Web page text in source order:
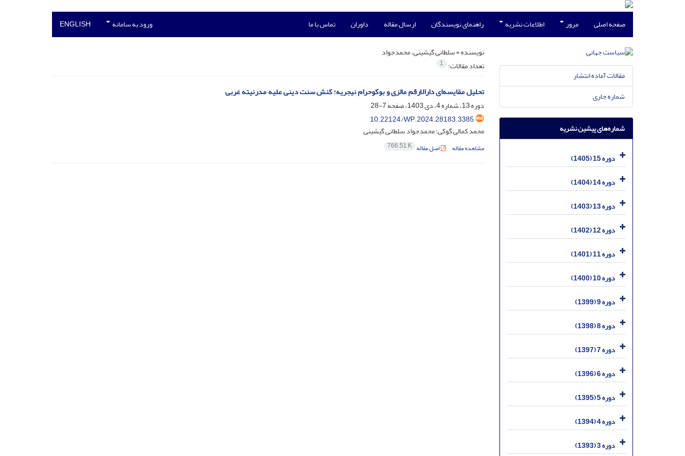
صفحه اصلی مرور اطلاعات نشریه راهنمای نویسندگان ارسال مقاله داوران تماس با ما ورود به سامانه ENGLISH
نویسنده =سلطانی گیشینی، محمدجواد
تعداد مقالات: 1
تحلیل مقایسه‌ای دارالارقم مالزی و بوکوحرام نیجریه؛ کنش سنت دینی علیه مدرنیته غربی
دوره 13، شماره 4، دی 1403، صفحه
7-28
10.22124/WP.2024.28183.3385
محمد کمالی گوکی؛ محمدجواد سلطانی گیشینی
مشاهده مقاله اصل مقاله 766.51 K
مقالات آماده انتشار
شماره جاری
شماره‌های پیشین نشریه
دوره 15 (1405)
دوره 14 (1404)
دوره 13 (1403)
دوره 12 (1402)
دوره 11 (1401)
دوره 10 (1400)
دوره 9 (1399)
دوره 8 (1398)
دوره 7 (1397)
دوره 6 (1396)
دوره 5 (1395)
دوره 4 (1394)
دوره 3 (1393)